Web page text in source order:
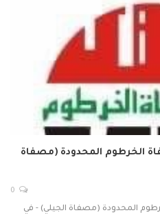
الخرطوم المحدودة (مصفاة
المحدودة (مصفاة الجيلي) - في